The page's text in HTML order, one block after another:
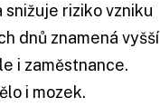
riziko vzniku
dnů znamená vyšší
i zaměstnance.
i mozek.